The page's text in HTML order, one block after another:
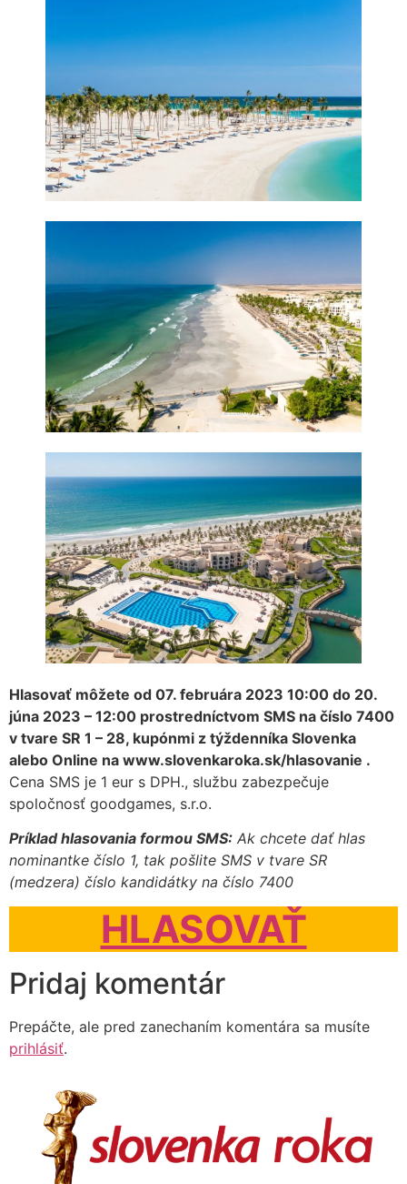
Hlasovať môžete od 07. februára 2023 10:00 do 20.
júna 2023 – 12:00 prostredníctvom SMS na číslo 7400
v tvare SR 1 – 28, kupónmi z týždenníka Slovenka
alebo Online na www.slovenkaroka.sk/hlasovanie .
Cena SMS je 1 eur s DPH., službu zabezpečuje
spoločnosť goodgames, s.r.o.
Príklad hlasovania formou SMS: Ak chcete dať hlas
nominantke číslo 1, tak pošlite SMS v tvare SR
(medzera) číslo kandidátky na číslo 7400
HLASOVAŤ
Pridaj komentár
Prepáčte, ale pred zanechaním komentára sa musíte
prihlásiť.